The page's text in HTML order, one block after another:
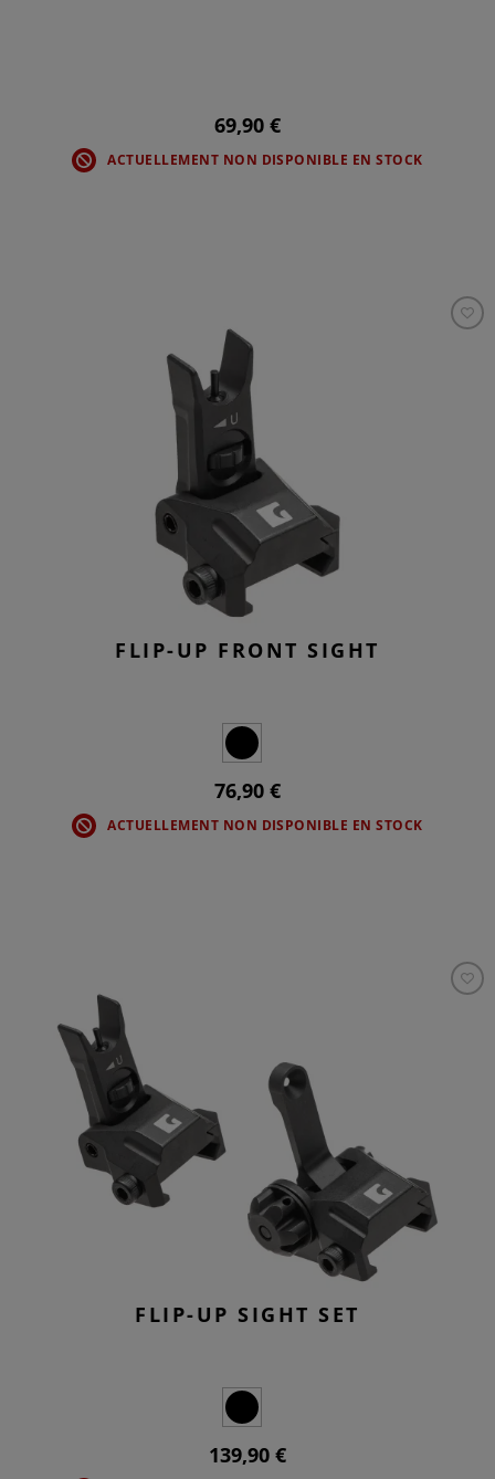
69,90 €
ACTUELLEMENT NON DISPONIBLE EN STOCK
FLIP-UP FRONT SIGHT
76,90 €
ACTUELLEMENT NON DISPONIBLE EN STOCK
FLIP-UP SIGHT SET
139,90 €